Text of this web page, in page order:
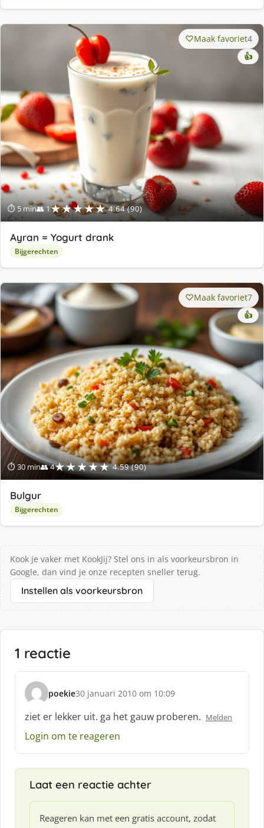
⏱ 5 min👥 1★★★★★ 4.64 (90)
Maak favoriet4
👍
Ayran = Yogurt drank
Bijgerechten
⏱ 30 min👥 4★★★★★ 4.59 (90)
Maak favoriet7
👍
Bulgur
Bijgerechten
Kook je vaker met KookJij? Stel ons in als voorkeursbron in
Google, dan vind je onze recepten sneller terug.
Instellen als voorkeursbron
1 reactie
poekie
s
h
r
30 januari 2010 om 10:09
ziet er lekker uit. ga het gauw proberen. Melden
Login om te reageren
Laat een reactie achter
Reageren kan met een gratis account, zodat